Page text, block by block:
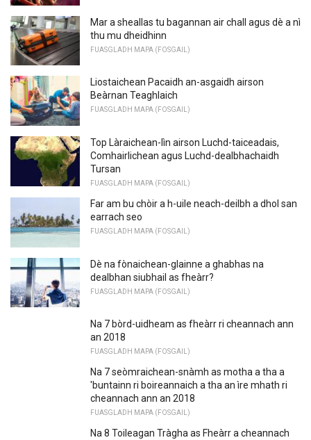
Mar a sheallas tu bagannan air chall agus dè a nì
thu mu dheidhinn
FUASGLADH MAPA (FOSGAIL)
Liostaichean Pacaidh an-asgaidh airson
Beàrnan Teaghlaich
FUASGLADH MAPA (FOSGAIL)
Top Làraichean-lìn airson Luchd-taiceadais,
Comhairlichean agus Luchd-dealbhachaidh
Tursan
FUASGLADH MAPA (FOSGAIL)
Far am bu chòir a h-uile neach-deilbh a dhol san
earrach seo
FUASGLADH MAPA (FOSGAIL)
Dè na fònaichean-glainne a ghabhas na
dealbhan siubhail as fheàrr?
FUASGLADH MAPA (FOSGAIL)
Na 7 bòrd-uidheam as fheàrr ri cheannach ann
an 2018
FUASGLADH MAPA (FOSGAIL)
Na 7 seòmraichean-snàmh as motha a tha a
'buntainn ri boireannaich a tha an ìre mhath ri
cheannach ann an 2018
FUASGLADH MAPA (FOSGAIL)
Na 8 Toileagan Tràgha as Fheàrr a cheannach